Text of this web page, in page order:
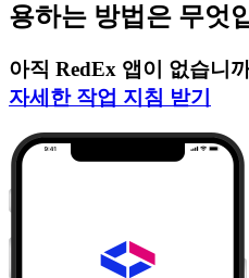
용하는 방법은 무엇
아직 RedEx 앱이 없습니
자세한 작업 지침 받기